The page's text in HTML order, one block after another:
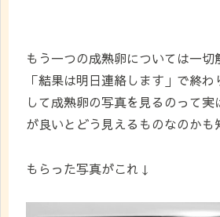
もう一つの成熟卵については一切
「結果は明日連絡します」で終
して成熟卵の写真を見るのって
が良いとどう見えるものなのか
もらった写真がこれ↓